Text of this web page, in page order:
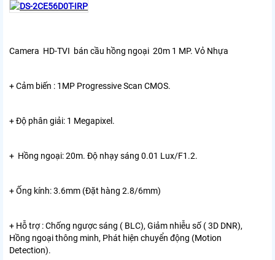
Camera HD-TVI bán cầu hồng ngoại 20m 1 MP. Vỏ Nhựa
+ Cảm biến : 1MP Progressive Scan CMOS.
+ Độ phân giải: 1 Megapixel.
+ Hồng ngoại: 20m. Độ nhạy sáng 0.01 Lux/F1.2.
+ Ống kính: 3.6mm (Đặt hàng 2.8/6mm)
+ Hỗ trợ : Chống ngược sáng ( BLC), Giảm nhiễu số ( 3D DNR),
Hồng ngoại thông minh, Phát hiện chuyển động (Motion
Detection).